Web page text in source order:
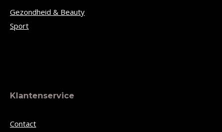
Gezondheid & Beauty
Sport
Klantenservice
Contact